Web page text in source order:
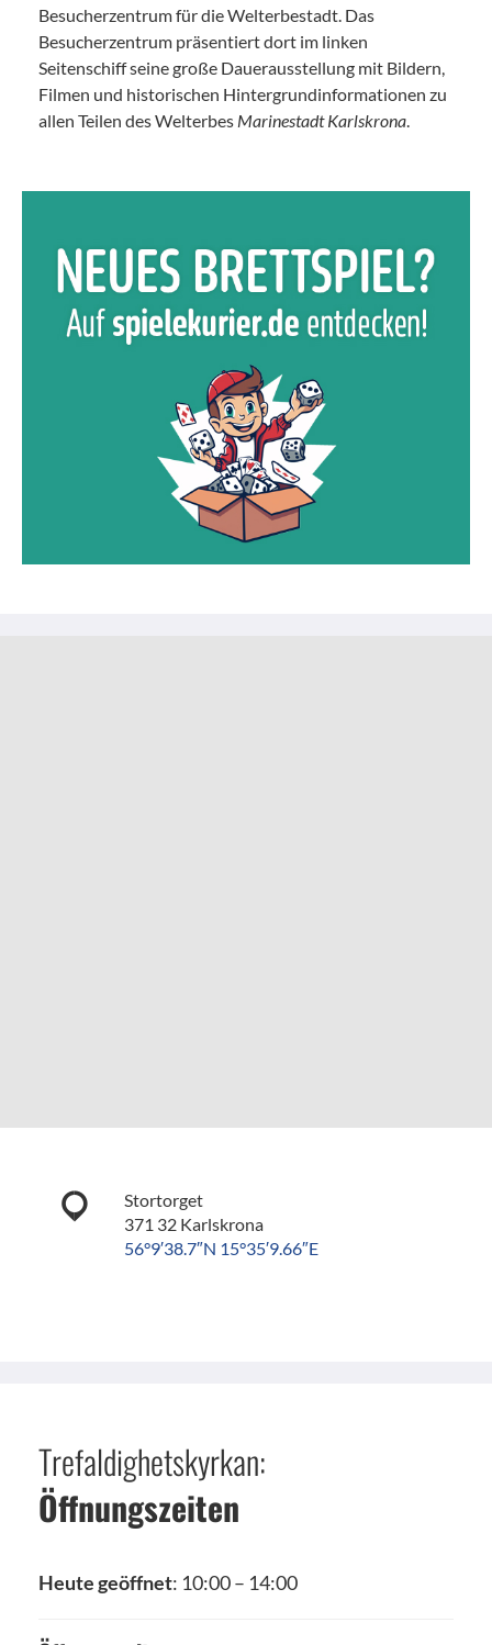
Besucherzentrum für die Welterbestadt. Das
Besucherzentrum präsentiert dort im linken
Seitenschiff seine große Dauerausstellung mit Bildern,
Filmen und historischen Hintergrundinformationen zu
allen Teilen des Welterbes Marinestadt Karlskrona.
Stortorget
371 32 Karlskrona
56°9′38.7″N 15°35′9.66″E
Trefaldighetskyrkan:
Öffnungszeiten
Heute geöffnet: 10:00 – 14:00